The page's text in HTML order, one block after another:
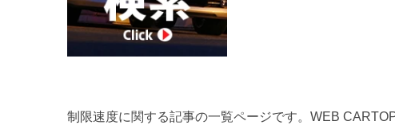
制限速度に関する記事の一覧ページです。WEB